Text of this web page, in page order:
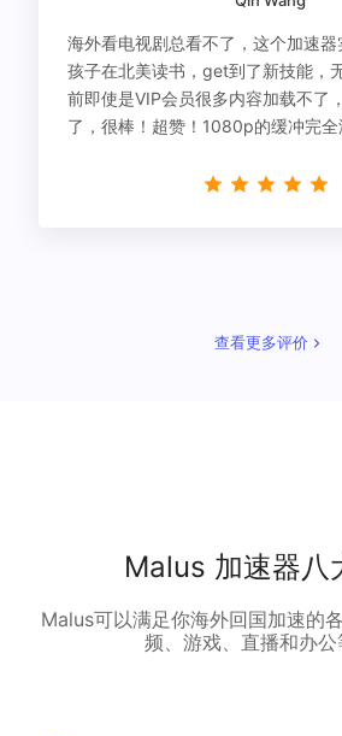
海外看电视剧总看不了，这个加速
孩子在北美读书，get到了新技能，
前即使是VIP会员很多内容加载不了
了，很棒！超赞！1080p的缓冲完全
查看更多评价
Malus 加速器八
Malus可以满足你海外回国加速的
频、游戏、直播和办公